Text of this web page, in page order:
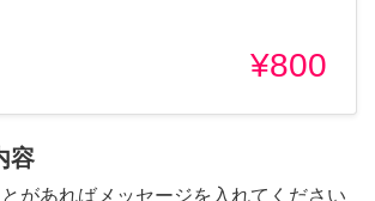
¥800
容
があればメッセージを入れてください